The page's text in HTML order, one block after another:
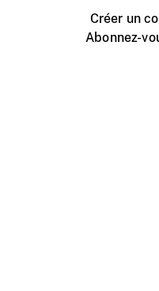
Créer un
Abonnez-